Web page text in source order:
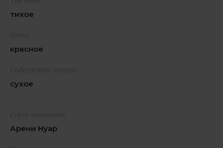
тихое
красное
сухое
Арени Нуар